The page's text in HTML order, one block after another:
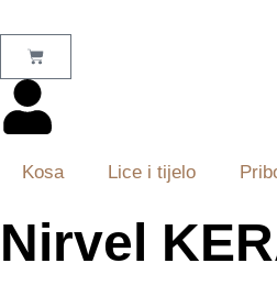
Kosa Lice i tijelo
Nirvel